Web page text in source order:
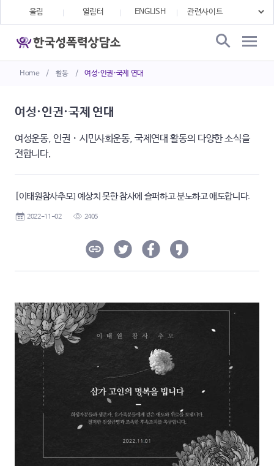
Home / 활동 / 여성·인권·국제 연대
울림 열림터 ENGLISH
여성·인권·국제 연대
여성운동, 인권・시민사회운동, 국제연대 활동의 다양한 소식을
전합니다.
[이태원참사추모] 예상치 못한 참사에 슬퍼하고 분노하고 애도합니다.
2022-11-02 2405